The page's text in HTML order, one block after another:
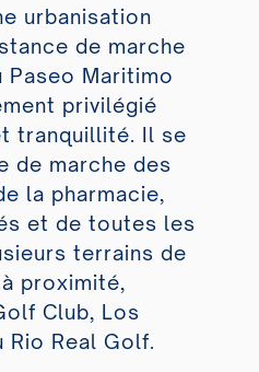
urbanisation
de marche
Paseo Maritimo
privilégié
tranquillité. Il se
de marche des
la pharmacie,
et de toutes les
terrains de
proximité,
Club, Los
Rio Real Golf.